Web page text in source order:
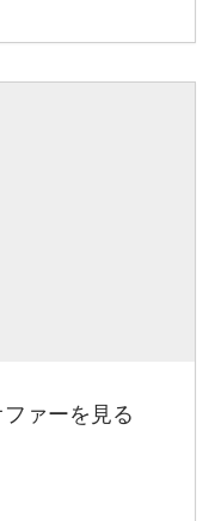
ァーを見る